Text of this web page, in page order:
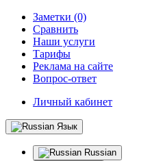
Заметки (0)
Сравнить
Наши услуги
Тарифы
Реклама на сайте
Вопрос-ответ
Личный кабинет
Язык
Russian